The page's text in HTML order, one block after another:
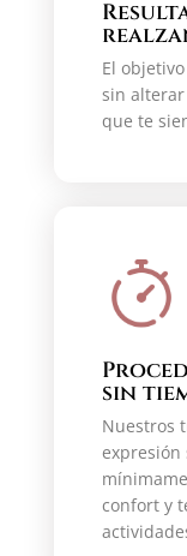
El
sin
que te
sin
Nuestros
expresión
confort y